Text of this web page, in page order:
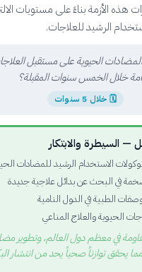
هذه الأزمة بناءً على مستويات
الرشيد للعلاجات.
الحيوية على مستقبل
خلال الخمس سنوات المقبلة؟
🗓 خلال 5 سنوات
— السيطرة والابتكار
الاستخدام الرشيد للمضادات
في البحث عن بدائل علاجية جديدة
الطبية في الدول النامية
الحيوية والعلاج المناعي
في معظم دول العالم، وتطوير
يحقق توازناً صحياً يحد من انتشار